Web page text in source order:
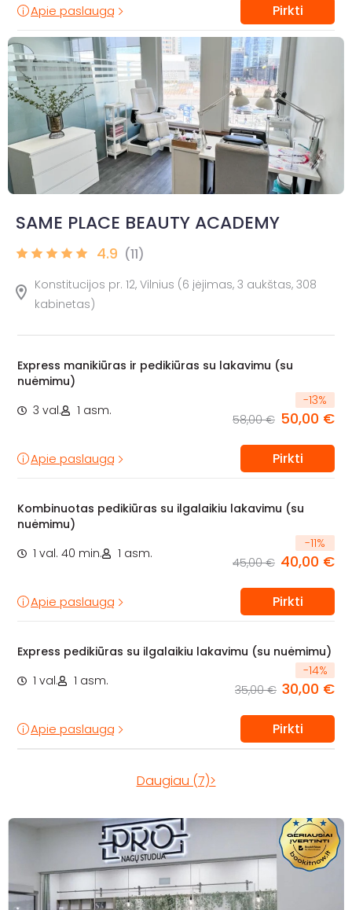
Apie paslaugą Pirkti
SAME PLACE BEAUTY ACADEMY
4.9 (11)
Konstitucijos pr. 12, Vilnius (6 įėjimas, 3 aukštas, 308
kabinetas)
Express manikiūras ir pedikiūras su lakavimu (su
nuėmimu)
3 val.
1 asm.
-13%
58,00 € 50,00 €
Apie paslaugą Pirkti
Kombinuotas pedikiūras su ilgalaikiu lakavimu (su
nuėmimu)
1 val. 40 min.
1 asm.
-11%
45,00 € 40,00 €
Apie paslaugą Pirkti
Express pedikiūras su ilgalaikiu lakavimu (su nuėmimu)
1 val.
1 asm.
-14%
35,00 € 30,00 €
Apie paslaugą Pirkti
Daugiau (7)>